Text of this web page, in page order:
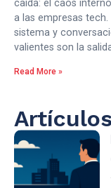
caída: el caos
a las empresas tech.
sistema y
valientes son la
Read More »